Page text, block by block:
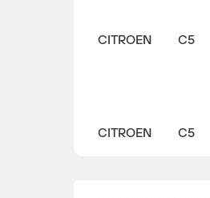
CITROEN C5
CITROEN C5